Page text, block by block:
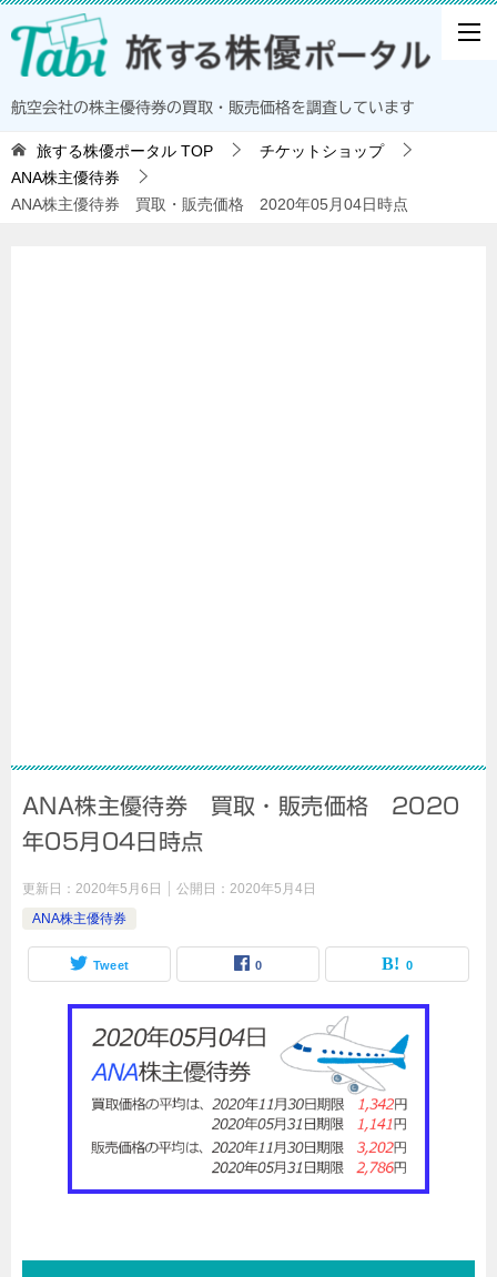
航空会社の株主優待券の買取・販売価格を調査しています
旅する株優ポータル TOP
チケットショップ
ANA株主優待券
ANA株主優待券 買取・販売価格 2020年05月04日時点
ANA株主優待券 買取・販売価格 2020
年05月04日時点
更新日： 2020年5月6日 公開日： 2020年5月4日
ANA株主優待券
Tweet 0 0